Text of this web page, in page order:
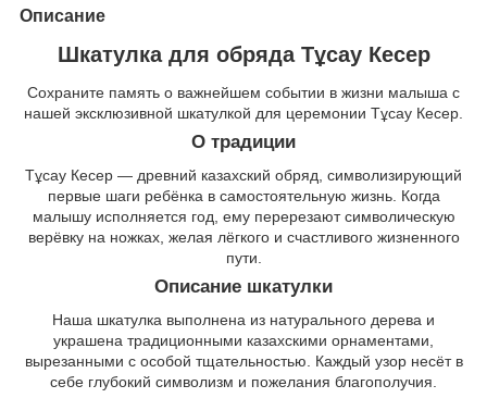
Описание
Шкатулка для обряда Тұсау Кесер
Сохраните память о важнейшем событии в жизни малыша с
нашей эксклюзивной шкатулкой для церемонии Тұсау Кесер.
О традиции
Тұсау Кесер — древний казахский обряд, символизирующий
первые шаги ребёнка в самостоятельную жизнь. Когда
малышу исполняется год, ему перерезают символическую
верёвку на ножках, желая лёгкого и счастливого жизненного
пути.
Описание шкатулки
Наша шкатулка выполнена из натурального дерева и
украшена традиционными казахскими орнаментами,
вырезанными с особой тщательностью. Каждый узор несёт в
себе глубокий символизм и пожелания благополучия.